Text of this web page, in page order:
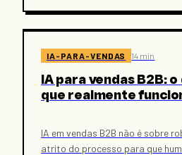
IA-PARA-VENDAS 14 min
IA para vendas B2B:
que realmente
IA em vendas B2B não é sobre
atrito do processo para que